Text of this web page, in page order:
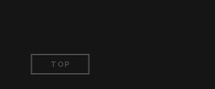
TOP